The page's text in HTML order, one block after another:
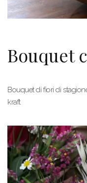
Bouquet
Bouquet di fiori di
kraft